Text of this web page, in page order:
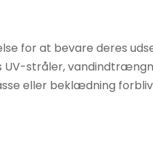
for at bevare deres
stråler,
eller beklædning